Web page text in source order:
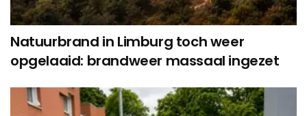
Natuurbrand in Limburg toch weer
opgelaaid: brandweer massaal ingezet